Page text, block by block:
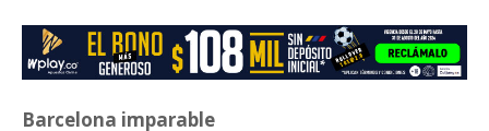
Barcelona imparable